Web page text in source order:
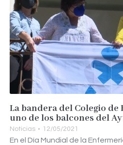
La bandera del Colegio
uno de los balcones del
Noticias 12/05/2021
En el Día Mundial de la